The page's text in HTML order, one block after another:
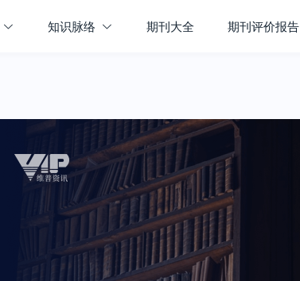
知识脉络 期刊大全 期刊评价报告